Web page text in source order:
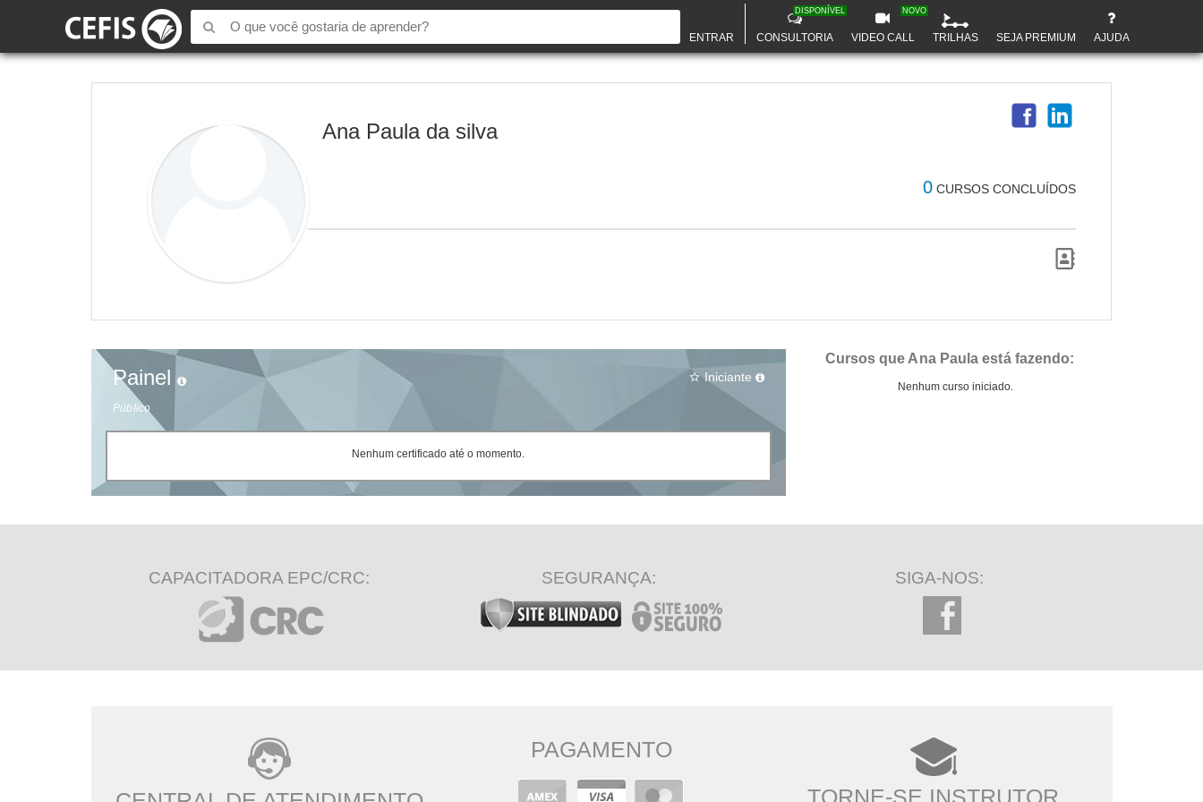
ENTRAR CONSULTORIA
DISPONÍVEL
VIDEO CALL
NOVO
TRILHAS SEJA PREMIUM AJUDA
Ana Paula da silva
0 CURSOS CONCLUÍDOS
Painel
Público
star_border Iniciante
Nenhum certificado até o momento.
Cursos que Ana Paula está fazendo:
Nenhum curso iniciado.
CAPACITADORA EPC/CRC: SEGURANÇA: SIGA-NOS:
PAGAMENTO
TORNE-SE INSTRUTOR